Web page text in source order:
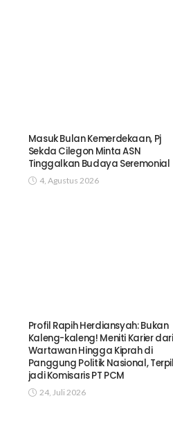
Masuk Bulan Kemerdekaan, Pj
Sekda Cilegon Minta ASN
Tinggalkan Budaya Seremonial
4, Agustus 2026
Profil Rapih Herdiansyah: Bukan
Kaleng-kaleng! Meniti Karier dari
Wartawan Hingga Kiprah di
Panggung Politik Nasional,
jadi Komisaris PT PCM
24, Juli 2026